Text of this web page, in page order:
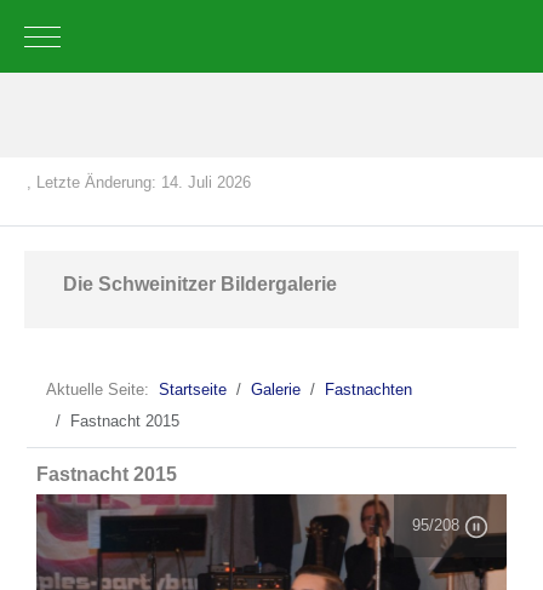
Mobile Menu Toggle
, Letzte Änderung: 14. Juli 2026
Die Schweinitzer Bildergalerie
Aktuelle Seite: Startseite Galerie
Fastnachten
Fastnacht 2015
Fastnacht 2015
95/208